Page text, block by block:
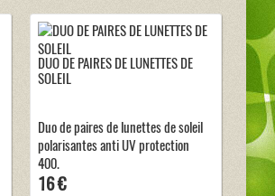
DUO DE PAIRES DE LUNETTES DE
SOLEIL
Duo de paires de lunettes de soleil
polarisantes anti UV protection
400.
16 €